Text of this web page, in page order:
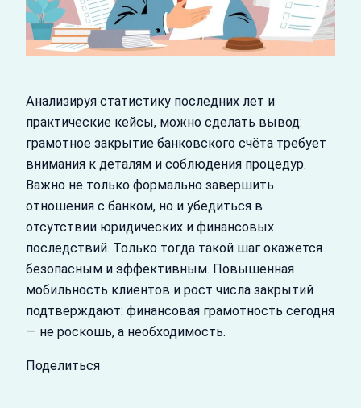
Анализируя статистику последних лет и
практические кейсы, можно сделать вывод:
грамотное закрытие банковского счёта требует
внимания к деталям и соблюдения процедур.
Важно не только формально завершить
отношения с банком, но и убедиться в
отсутствии юридических и финансовых
последствий. Только тогда такой шаг окажется
безопасным и эффективным. Повышенная
мобильность клиентов и рост числа закрытий
подтверждают: финансовая грамотность сегодня
— не роскошь, а необходимость.
Поделиться